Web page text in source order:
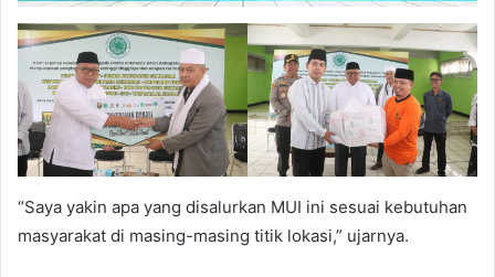
“Saya yakin apa yang disalurkan MUI ini sesuai kebutuhan
masyarakat di masing-masing titik lokasi,” ujarnya.